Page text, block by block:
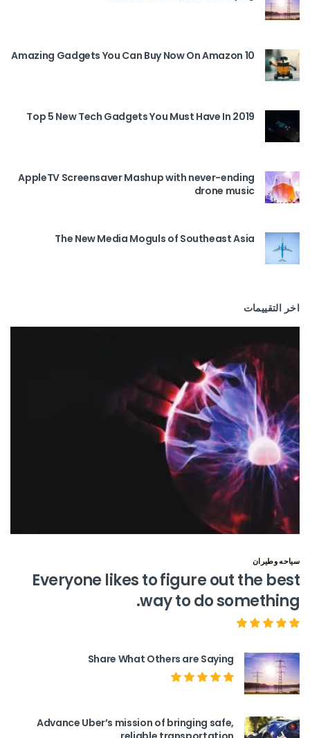
10 Amazing Gadgets You Can Buy Now On Amazon
Top 5 New Tech Gadgets You Must Have In 2019
AppleTV Screensaver Mashup with never-ending
drone music
The New Media Moguls of Southeast Asia
اخر التقييمات
سياحه وطيران
Everyone likes to figure out the best
way to do something.
Share What Others are Saying
Advance Uber’s mission of bringing safe,